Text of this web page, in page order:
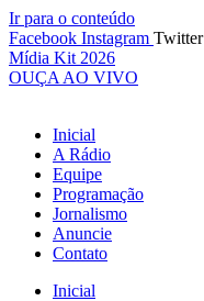
Ir para o conteúdo
Facebook Instagram Twitter
Mídia Kit 2026
OUÇA AO VIVO
Inicial
A Rádio
Equipe
Programação
Jornalismo
Anuncie
Contato
Inicial